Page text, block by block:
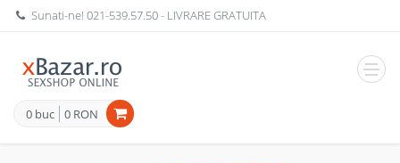
Sunati-ne!021-539.57.50- LIVRARE GRATUITA
0 buc 0 RON